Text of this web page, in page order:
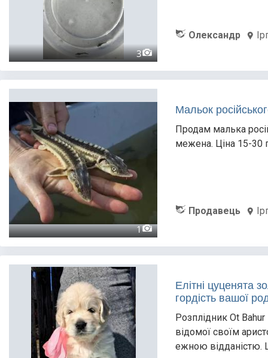
3
Олександр
1
Мальок
Продам малька
межена. Ціна 15-30
Продавець
Елітні цуценята
гордість вашої
Розплідник Ot
відомої своїм
ежною відданістю.